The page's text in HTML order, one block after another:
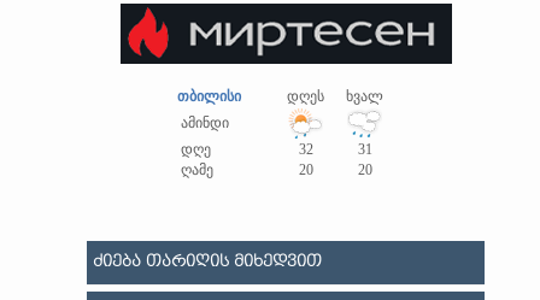
თბილისი დღეს
ხვალ
ამინდი
დღე
32
31
ღამე
20 20
ᲫᲘᲔᲑᲐ ᲗᲐᲠᲘᲦᲘᲡ ᲛᲘᲮᲔᲓᲕᲘᲗ